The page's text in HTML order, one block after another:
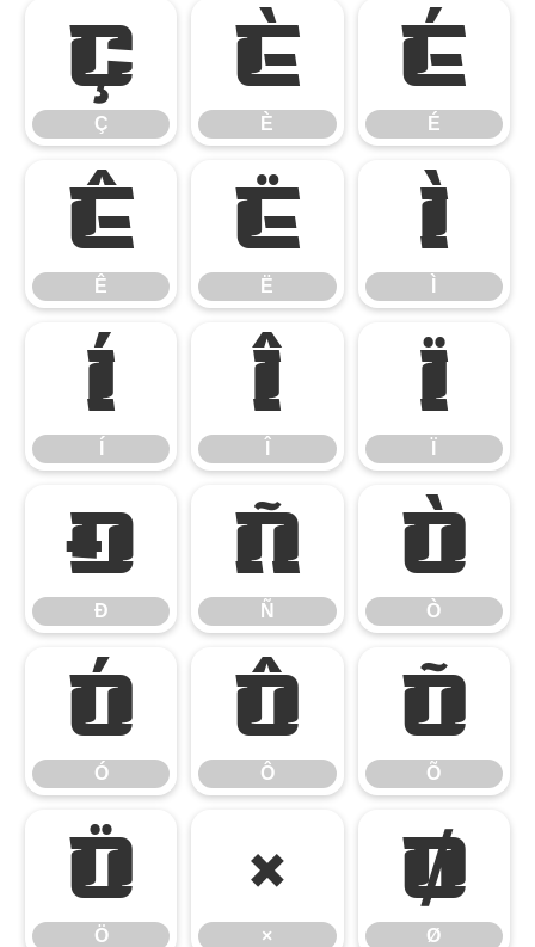
Ç
Ç
È
È
É
É
Ê
Ê
Ë
Ë
Ì
Í Î Ï
Ð
Ð
Ñ
Ñ
Ò
Ò
Ó
Ó
Ô
Ô
Õ
Õ
Ö
Ö
×
×
Ø
Ø